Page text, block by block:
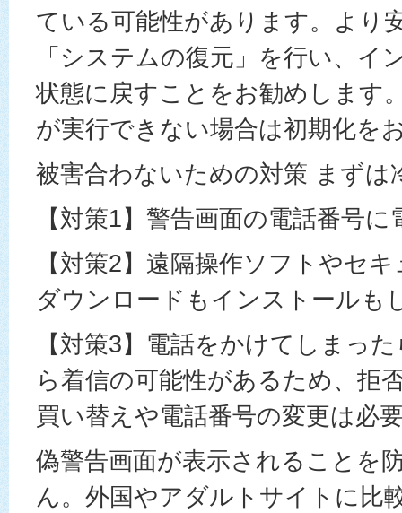
ている可能性があります。より
「システムの復元」を行い、イ
状態に戻すことをお勧めします
が実行できない場合は初期化を
被害合わないための対策 まずは
【対策1】警告画面の電話番号
【対策2】遠隔操作ソフトやセ
ダウンロードもインストールも
【対策3】電話をかけてしまっ
ら着信の可能性があるため、拒
買い替えや電話番号の変更は必
偽警告画面が表示されることを
ん。外国やアダルトサイトに比